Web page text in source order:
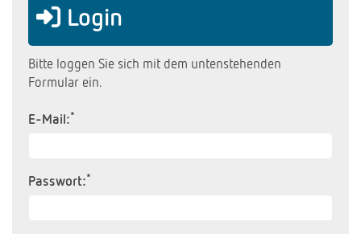
Login
Bitte loggen Sie sich mit dem untenstehenden
Formular ein.
E-Mail:*
Passwort:*